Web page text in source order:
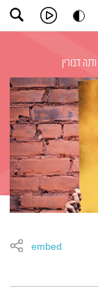
ודנה דבורין
embed